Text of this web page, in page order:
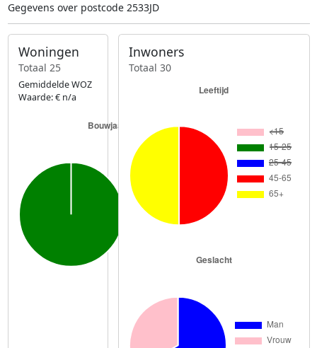
Gegevens over postcode 2533JD
Woningen
Totaal 25
Gemiddelde WOZ
Waarde: € n/a
Inwoners
Totaal 30